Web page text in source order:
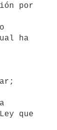
por
ha
que